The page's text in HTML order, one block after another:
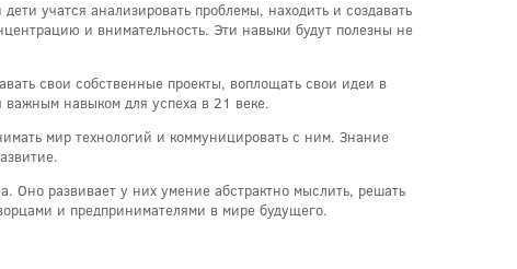
учатся анализировать проблемы, находить и создавать
и внимательность. Эти навыки будут полезны не
свои собственные проекты, воплощать свои идеи в
важным навыком для успеха в 21 веке.
мир технологий и коммуницировать с ним. Знание
Оно развивает у них умение абстрактно мыслить, решать
и предпринимателями в мире будущего.